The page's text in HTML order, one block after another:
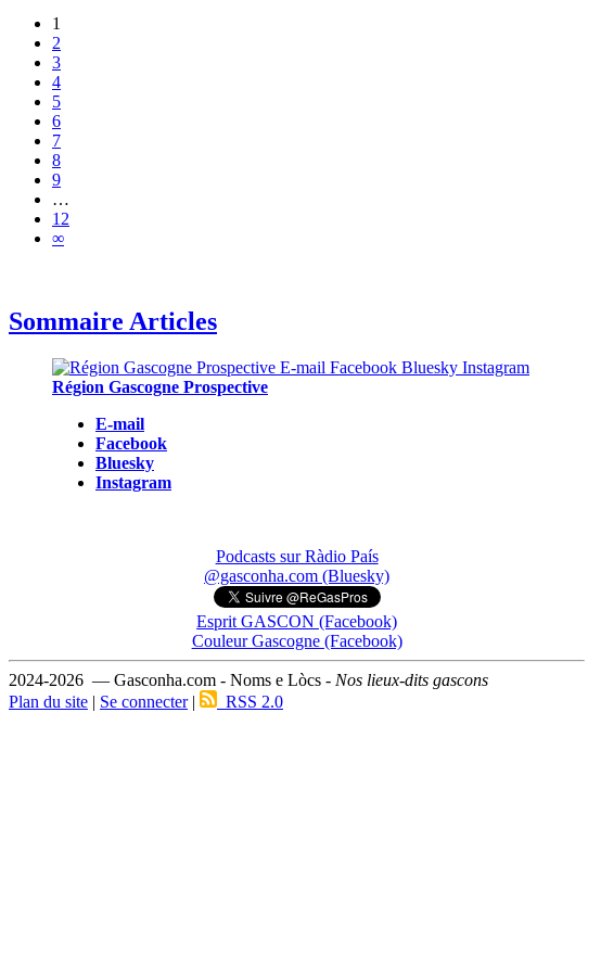
1
2
3
4
5
6
7
8
9
…
12
∞
Sommaire Articles
Région Gascogne Prospective
E-mail
Facebook
Bluesky
Instagram
Podcasts sur Ràdio País
@gasconha.com (Bluesky)
Esprit GASCON (Facebook)
Couleur Gascogne (Facebook)
2024-2026 — Gasconha.com - Noms e Lòcs - Nos lieux-dits gascons
Plan du site | Se connecter| RSS 2.0